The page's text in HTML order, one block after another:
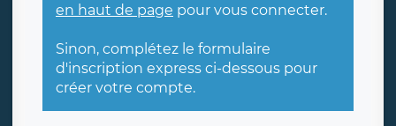
en haut de page pour vous connecter.
Sinon, complétez le formulaire
d'inscription express ci-dessous pour
créer votre compte.